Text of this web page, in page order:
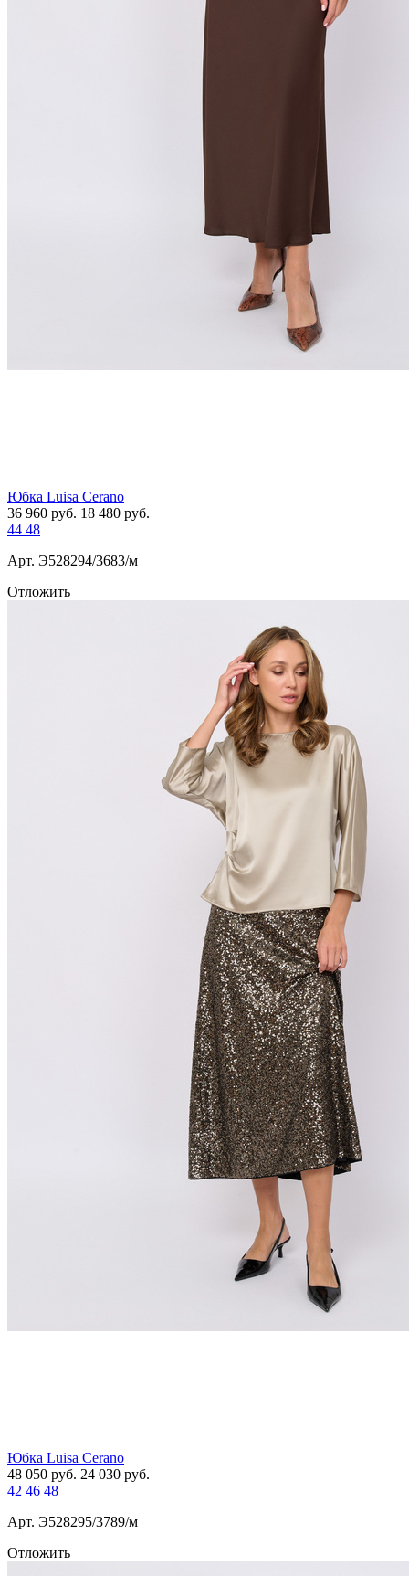
Юбка Luisa Cerano
36 960 руб. 18 480 руб.
44 48
Арт. Э528294/3683/м
Отложить
Юбка Luisa Cerano
48 050 руб. 24 030 руб.
42 46 48
Арт. Э528295/3789/м
Отложить